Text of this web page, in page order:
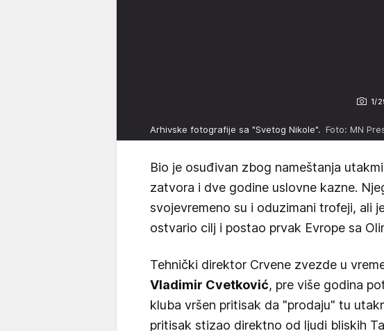
1/
Arhivske fotografije sa "Svetog Nikole". Foto: MN
Bio je osuđivan zbog nameštanja
zatvora i dve godine uslovne kazne.
svojevremeno su i oduzimani trofeji, ali
ostvario cilj i postao prvak Evrope sa
Tehnički direktor Crvene zvezde u
Vladimir Cvetković, pre više godina
kluba vršen pritisak da "prodaju" tu
pritisak stizao direktno od ljudi bliskih